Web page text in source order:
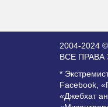
2004-2024
ВСЕ
*
Facebook,
«Джебхат